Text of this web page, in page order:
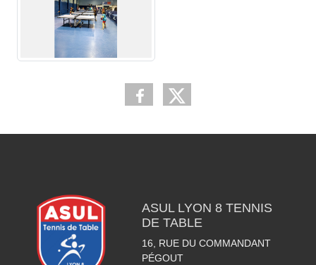
ASUL LYON 8 TENNIS
DE TABLE
16, RUE DU COMMANDANT
PÉGOUT